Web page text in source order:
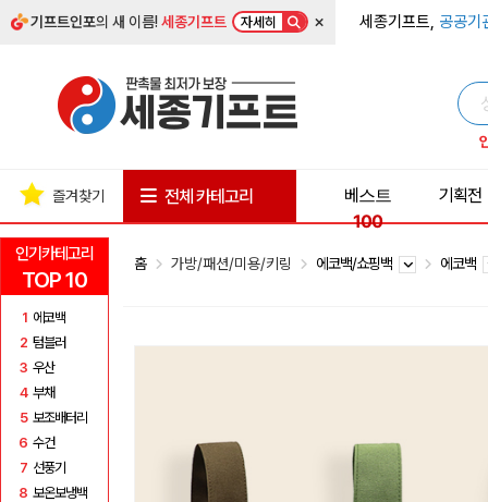
기프트인포의 새 이름!세종기프트 자세히 × 세종기프트, 공공기
인기카테고리
TOP 10
1 에코백
2 텀블러
3 우산
4 부채
5 보조배터리
6 수건
7 선풍기
8 보온보냉백
즐겨찾기 전체 카테고리
베스트
100
기획전
홈 가방/패션/미용/키링 에코백/쇼핑백 에코백